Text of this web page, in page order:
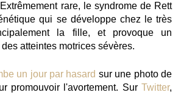
rare, le syndrome de Rett
qui se développe chez le très
la fille, et provoque un
atteintes motrices sévères.
un jour par hasard sur une photo de
promouvoir l'avortement. Sur Twitter,